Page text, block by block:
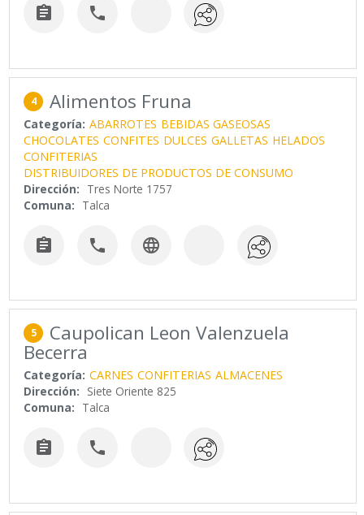
 
4 Alimentos Fruna
Categoría: ABARROTES BEBIDAS GASEOSAS
CHOCOLATES CONFITES DULCES GALLETAS HELADOS
CONFITERIAS
DISTRIBUIDORES DE PRODUCTOS DE CONSUMO
Dirección: Tres Norte 1757
Comuna: Talca
  
5 Caupolican Leon Valenzuela
Becerra
Categoría: CARNES CONFITERIAS ALMACENES
Dirección: Siete Oriente 825
Comuna: Talca
 